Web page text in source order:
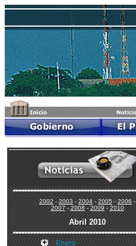
2002-2003-2004-2005-2006-
2007-2008-2009-2010
Abril 2010
Enero